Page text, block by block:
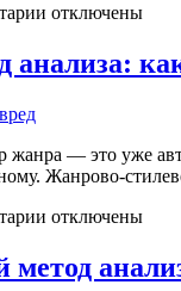
к
тематический
вопросы
литературы
отключены
анализа:
— это уже
Жанрово-
к
стилевой
отключены